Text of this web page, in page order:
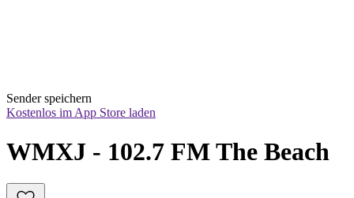
Sender speichern
Kostenlos im App Store laden
WMXJ - 102.7 FM The Beach